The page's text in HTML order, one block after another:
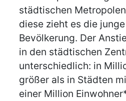
städtischen
diese zieht es die
Bevölkerung. Der
in den städtischen
unterschiedlich: in
größer als in Städten
einer Million